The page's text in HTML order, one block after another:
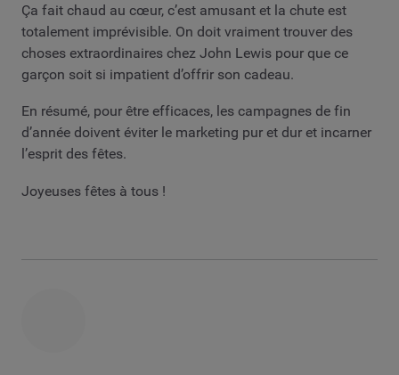
Ça fait chaud au cœur, c’est amusant et la chute est
totalement imprévisible. On doit vraiment trouver des
choses extraordinaires chez John Lewis pour que ce
garçon soit si impatient d’offrir son cadeau.
En résumé, pour être efficaces, les campagnes de fin
d’année doivent éviter le marketing pur et dur et incarner
l’esprit des fêtes.
Joyeuses fêtes à tous !